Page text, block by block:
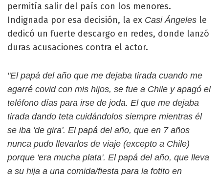
permitía salir del país con los menores.
Indignada por esa decisión, la ex Casi Ángeles le
dedicó un fuerte descargo en redes, donde lanzó
duras acusaciones contra el actor.
"El papá del año que me dejaba tirada cuando me
agarré covid con mis hijos, se fue a Chile y apagó el
teléfono días para irse de joda. El que me dejaba
tirada dando teta cuidándolos siempre mientras él
se iba 'de gira'. El papá del año, que en 7 años
nunca pudo llevarlos de viaje (excepto a Chile)
porque 'era mucha plata'. El papá del año, que lleva
a su hija a una comida/fiesta para la fotito en